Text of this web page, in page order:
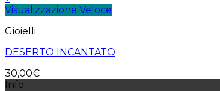
Visualizzazione Veloce
Gioielli
DESERTO INCANTATO
30,00€
Info